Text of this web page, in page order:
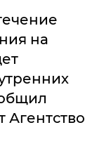
на
Агентство